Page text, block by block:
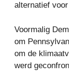
alternatief
Voormalig
om
om de
werd